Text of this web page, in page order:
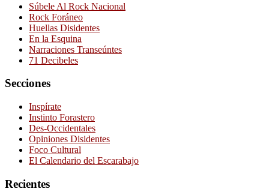
Súbele Al Rock Nacional
Rock Foráneo
Huellas Disidentes
En la Esquina
Narraciones Transeúntes
71 Decibeles
Secciones
Inspírate
Instinto Forastero
Des-Occidentales
Opiniones Disidentes
Foco Cultural
El Calendario del Escarabajo
Recientes